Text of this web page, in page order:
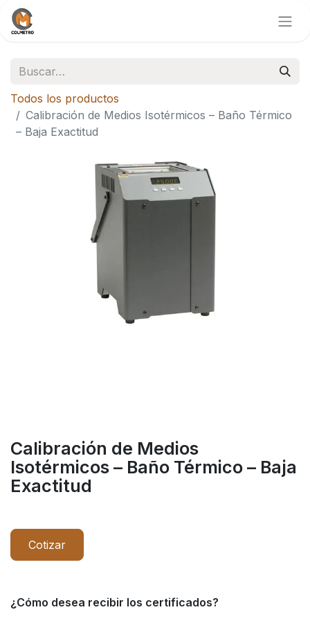
Todos los productos
Calibración de Medios Isotérmicos – Baño Térmico
– Baja Exactitud
Calibración de Medios
Isotérmicos – Baño Térmico – Baja
Exactitud
Cotizar
¿Cómo desea recibir los certificados?